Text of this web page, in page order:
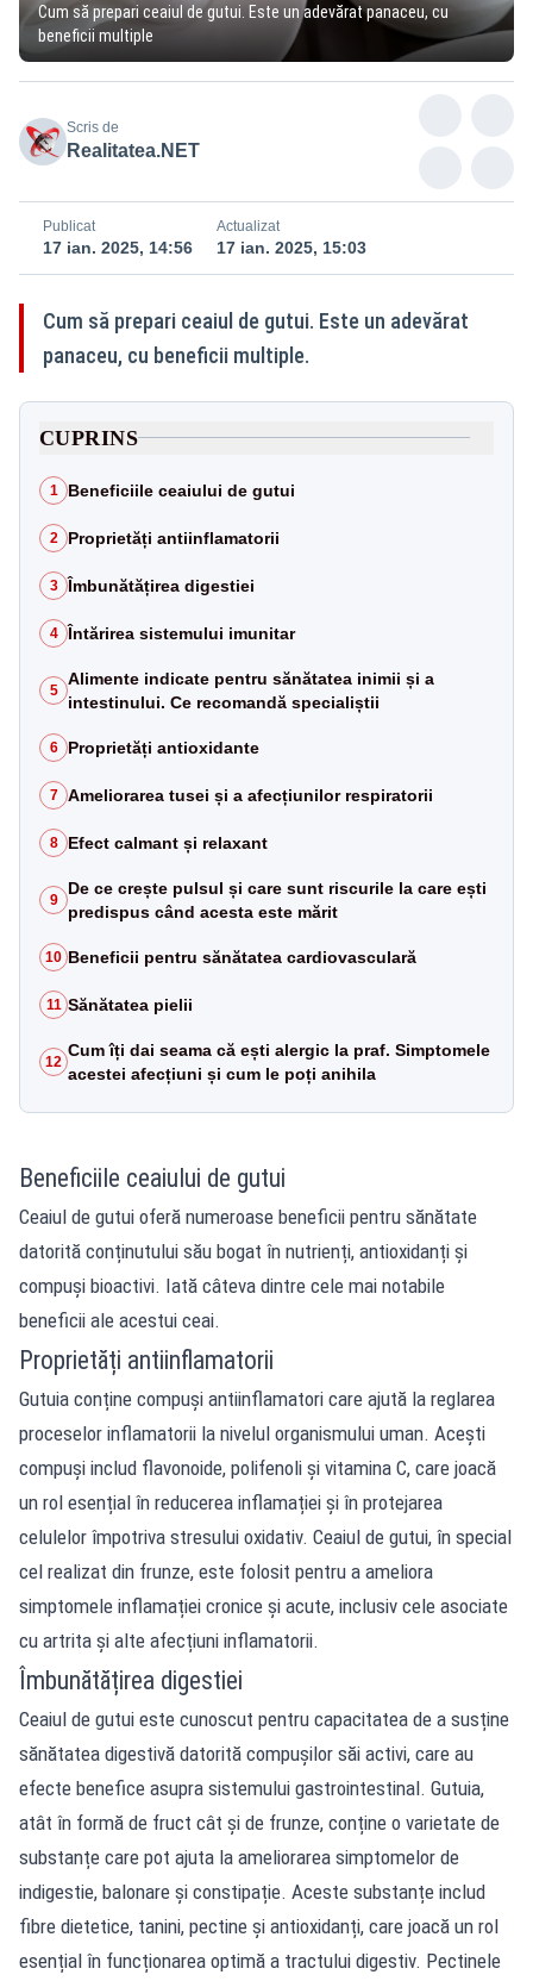
Cum să prepari ceaiul de gutui. Este un adevărat panaceu, cu
beneficii multiple
Scris de
Realitatea.NET
Publicat
17 ian. 2025, 14:56
Actualizat
17 ian. 2025, 15:03
Cum să prepari ceaiul de gutui. Este un adevărat
panaceu, cu beneficii multiple.
CUPRINS
1 Beneficiile ceaiului de gutui
2 Proprietăți antiinflamatorii
3 Îmbunătățirea digestiei
4 Întărirea sistemului imunitar
5
Alimente indicate pentru sănătatea inimii și a
intestinului. Ce recomandă specialiștii
6 Proprietăți antioxidante
7 Ameliorarea tusei și a afecțiunilor respiratorii
8 Efect calmant și relaxant
9
De ce crește pulsul și care sunt riscurile la care ești
predispus când acesta este mărit
10 Beneficii pentru sănătatea cardiovasculară
11 Sănătatea pielii
12
Cum îți dai seama că ești alergic la praf. Simptomele
acestei afecțiuni și cum le poți anihila
Beneficiile ceaiului de gutui
Ceaiul de gutui oferă numeroase beneficii pentru sănătate
datorită conținutului său bogat în nutrienți, antioxidanți și
compuși bioactivi. Iată câteva dintre cele mai notabile
beneficii ale acestui ceai.
Proprietăți antiinflamatorii
Gutuia conține compuși antiinflamatori care ajută la reglarea
proceselor inflamatorii la nivelul organismului uman. Acești
compuși includ flavonoide, polifenoli și vitamina C, care joacă
un rol esențial în reducerea inflamației și în protejarea
celulelor împotriva stresului oxidativ. Ceaiul de gutui, în special
cel realizat din frunze, este folosit pentru a ameliora
simptomele inflamației cronice și acute, inclusiv cele asociate
cu artrita și alte afecțiuni inflamatorii.
Îmbunătățirea digestiei
Ceaiul de gutui este cunoscut pentru capacitatea de a susține
sănătatea digestivă datorită compușilor săi activi, care au
efecte benefice asupra sistemului gastrointestinal. Gutuia,
atât în formă de fruct cât și de frunze, conține o varietate de
substanțe care pot ajuta la ameliorarea simptomelor de
indigestie, balonare și constipație. Aceste substanțe includ
fibre dietetice, tanini, pectine și antioxidanți, care joacă un rol
esențial în funcționarea optimă a tractului digestiv. Pectinele